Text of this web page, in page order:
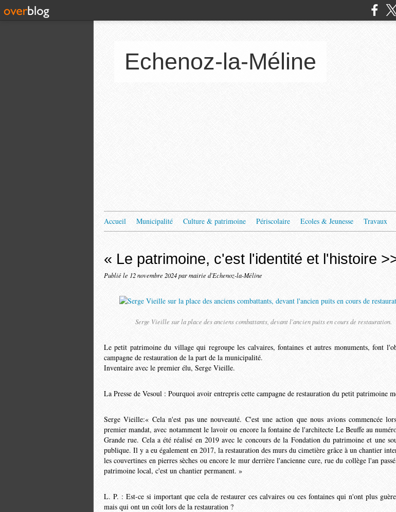
Echenoz-la-Méline
Accueil Municipalité Culture & patrimoine Périscolaire Ecoles & Jeunesse Travaux
« Le patrimoine, c'est l'identité et l'histoire
Publié le 12 novembre 2024par mairie d'Echenoz-la-Méline
Serge Vieille sur la place des anciens combattants, devant l'ancien puits en cours de restauration.
Le petit patrimoine du village qui regroupe les calvaires, fon­taines et autres monuments, font
campagne de restauration de la part de la mu­nicipalité.
Inventaire avec le premier élu, Serge Vieille.
La Presse de Vesoul : Pourquoi avoir entrepris cette campagne de restauration du petit patri­moine
Serge Vieille:« Cela n'est pas une nouveauté. C'est une action que nous avions commencée
premier mandat, avec notamment le lavoir ou en­core la fontaine de l'architecte Le Beuffe au
Grande rue. Cela a été réalisé en 2019 avec le concours de la Fondation du patrimoine et une
publique. Il y a eu également en 2017, la restaura­tion des murs du cimetière grâce à un chantier
les couvertines en pierres sèches ou encore le mur derrière l'ancienne cure, rue du collège l'an
patrimoine local, c'est un chantier permanent. »
L. P. : Est-ce si important que cela de restaurer ces calvaires ou ces fontaines qui n'ont plus
mais qui ont un coût lors de la restauration ?